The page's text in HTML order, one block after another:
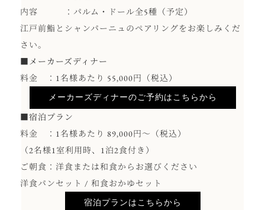
内容 ：パルム・ドール全5種（予定）
江戸前鮨とシャンパーニュのペアリングをお楽しみくだ
さい。
■メーカーズディナー
料金 ：1名様あたり 55,000円（税込）
メーカーズディナーのご予約はこちらから
■宿泊プラン
料金 ：1名様あたり 89,000円～（税込）
（2名様1室利用時、1泊2食付き）
ご朝食：洋食または和食からお選びください
洋食パンセット / 和食おかゆセット
宿泊プランはこちらから